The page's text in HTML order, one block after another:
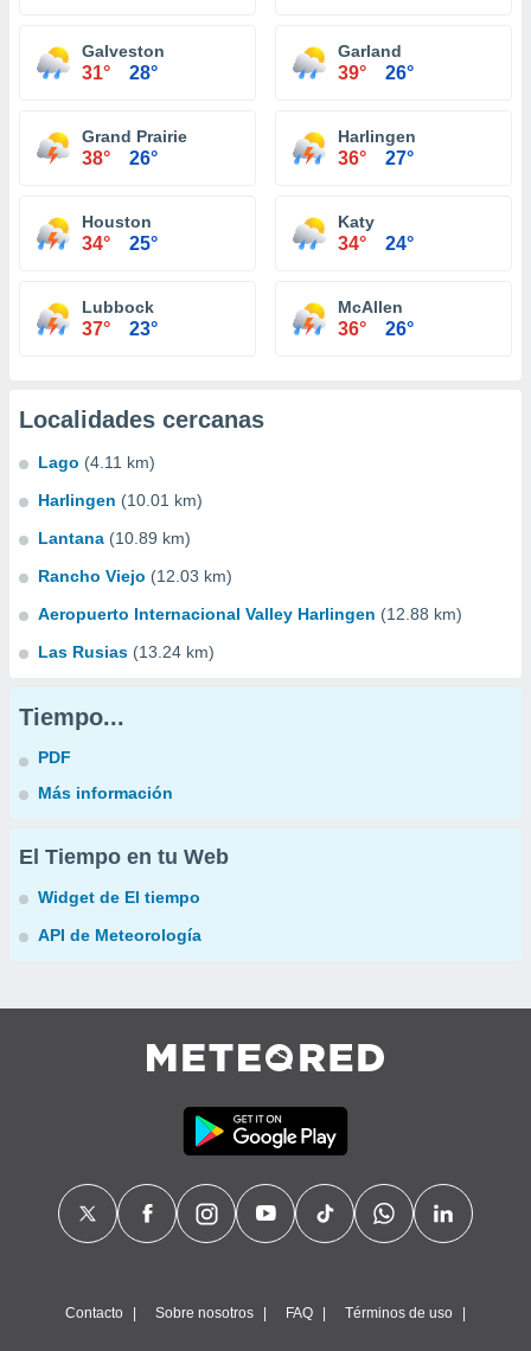
Galveston
31° 28°
Garland
39° 26°
Grand Prairie
38° 26°
Harlingen
36° 27°
Houston
34° 25°
Katy
34° 24°
Lubbock
37° 23°
McAllen
36° 26°
Localidades cercanas
Lago (4.11 km)
Harlingen (10.01 km)
Lantana (10.89 km)
Rancho Viejo (12.03 km)
Aeropuerto Internacional Valley Harlingen (12.88 km)
Las Rusias (13.24 km)
Tiempo...
PDF
Más información
El Tiempo en tu Web
Widget de El tiempo
API de Meteorología
Contacto Sobre nosotros FAQ Términos de uso